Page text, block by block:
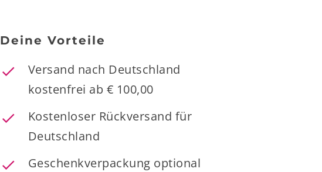
Deine Vorteile
Versand nach Deutschland
kostenfrei ab € 100,00
Kostenloser Rückversand für
Deutschland
Geschenkverpackung optional